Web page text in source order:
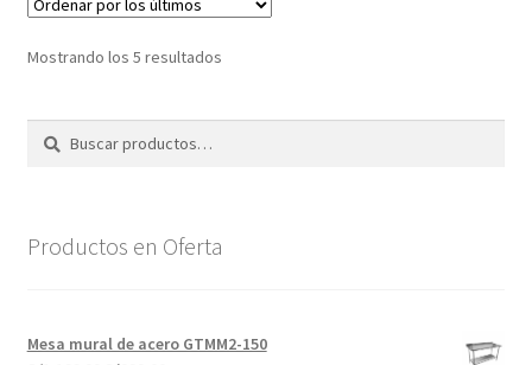
Mostrando los 5 resultadosOrdenado
Buscar
Buscar
Productos en Oferta
Mesa mural de acero GTMM2-150